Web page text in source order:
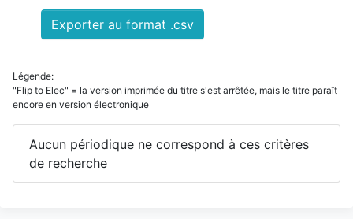
Exporter au format .csv
Légende:
"Flip to Elec" = la version imprimée du titre s'est arrêtée, mais le titre paraît
encore en version électronique
Aucun périodique ne correspond à ces critères
de recherche